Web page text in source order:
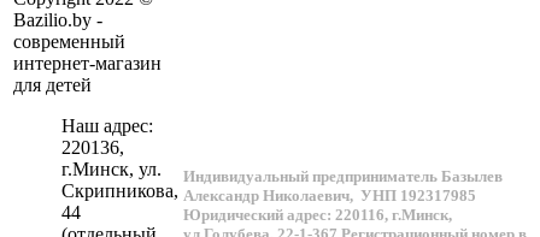
Bazilio.by -
современный
интернет-магазин
для детей
Наш адрес:
220136,
г.Минск, ул.
Скрипникова,
44
Индивидуальный предприниматель Базылев
Александр Николаевич, УНП 192317985
Юридический адрес: 220116, г.Минск,